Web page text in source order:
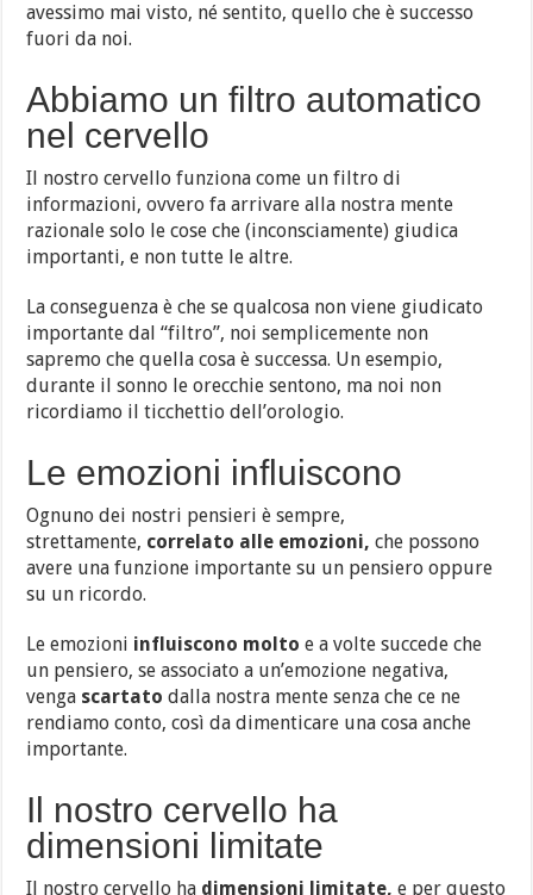
avessimo mai visto, né sentito, quello che è successo
fuori da noi.
Abbiamo un filtro automatico
nel cervello
Il nostro cervello funziona come un filtro di
informazioni, ovvero fa arrivare alla nostra mente
razionale solo le cose che (inconsciamente) giudica
importanti, e non tutte le altre.
La conseguenza è che se qualcosa non viene giudicato
importante dal “filtro”, noi semplicemente non
sapremo che quella cosa è successa. Un esempio,
durante il sonno le orecchie sentono, ma noi non
ricordiamo il ticchettio dell’orologio.
Le emozioni influiscono
Ognuno dei nostri pensieri è sempre,
strettamente, correlato alle emozioni,che possono
avere una funzione importante su un pensiero oppure
su un ricordo.
Le emozioni influiscono moltoe a volte succede che
un pensiero, se associato a un’emozione negativa,
venga scartatodalla nostra mente senza che ce ne
rendiamo conto, così da dimenticare una cosa anche
importante.
Il nostro cervello ha
dimensioni limitate
Il nostro cervello ha dimensioni limitate,e per questo